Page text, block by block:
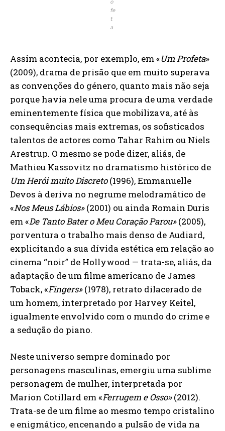
o
fe
t
a
Assim acontecia, por exemplo, em «Um Profeta»
(2009), drama de prisão que em muito superava
as convenções do género, quanto mais não seja
porque havia nele uma procura de uma verdade
eminentemente física que mobilizava, até às
consequências mais extremas, os sofisticados
talentos de actores como Tahar Rahim ou Niels
Arestrup. O mesmo se pode dizer, aliás, de
Mathieu Kassovitz no dramatismo histórico de
Um Herói muito Discreto(1996), Emmanuelle
Devos à deriva no negrume melodramático de
«Nos Meus Lábios»(2001) ou ainda Romain Duris
em «De Tanto Bater o Meu Coração Parou»(2005),
porventura o trabalho mais denso de Audiard,
explicitando a sua dívida estética em relação ao
cinema “noir” de Hollywood — trata-se, aliás, da
adaptação de um filme americano de James
Toback, «Fingers»(1978), retrato dilacerado de
um homem, interpretado por Harvey Keitel,
igualmente envolvido com o mundo do crime e
a sedução do piano.
Neste universo sempre dominado por
personagens masculinas, emergiu uma sublime
personagem de mulher, interpretada por
Marion Cotillard em «Ferrugem e Osso»(2012).
Trata-se de um filme ao mesmo tempo cristalino
e enigmático, encenando a pulsão de vida na